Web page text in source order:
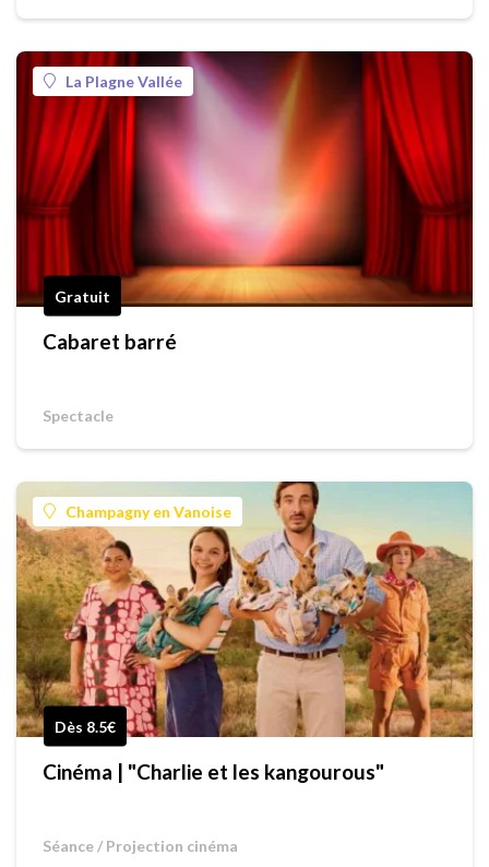
La Plagne Vallée
Gratuit
Cabaret barré
Spectacle
Champagny en Vanoise
Dès 8.5€
Cinéma | "Charlie et les kangourous"
Séance / Projection cinéma